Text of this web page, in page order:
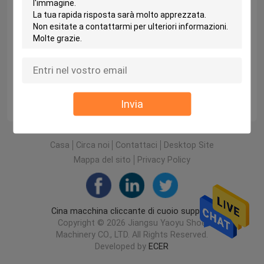
Invia
del prodotto e fa la macchina nella concorrenza
del mercato entrambe «di Yaoyu» nel paese ed
all'estero, vinto una buona reputazione, faccia
hong la macchina dell'acciaio che si trasforma in
tagliatrice.
fine, crea la qualità del diamante. Perseveriamo,
Casa Circa noi Contattaci
Desktop Site
Mappa del sito
Privacy Policy
Cina macchina cliccante di cuoio supplier.
Copyright © 2026 Jiangsu Yaoyu Shoe
Machinery CO., LTD. All Rights Reserved.
Developed by ECER